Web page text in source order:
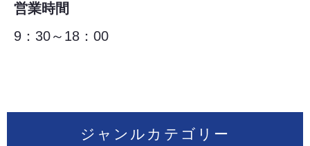
ジャンルカテゴリー
営業時間
9：30～18：00